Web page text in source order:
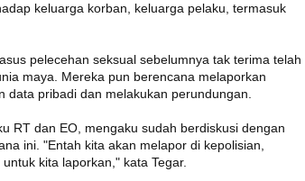
keluarga korban, keluarga pelaku, termasuk
pelecehan seksual sebelumnya tak terima telah
maya. Mereka pun berencana melaporkan
pribadi dan melakukan perundungan.
RT dan EO, mengaku sudah berdiskusi dengan
ini. "Entah kita akan melapor di kepolisian,
kita laporkan," kata Tegar.